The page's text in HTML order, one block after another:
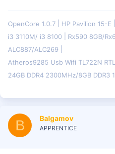
OpenCore 1.0.7 HP Pavilion 15-E
i3 3110M/ i3 8100
Rx590 8GB/
ALC887/ALC269
Atheros9285 Usb Wifi TL722N
24GB DDR4 2300MHz/8GB DDR3
B Balgamov
APPRENTICE